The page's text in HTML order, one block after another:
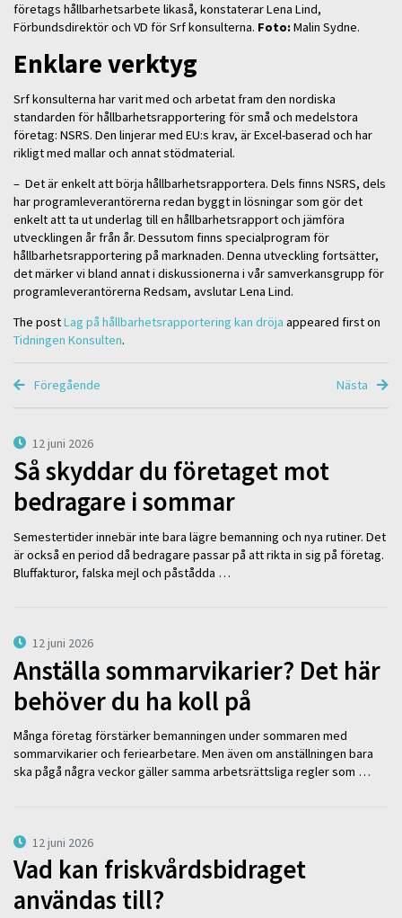
företags hållbarhetsarbete likaså, konstaterar Lena Lind,
Förbundsdirektör och VD för Srf konsulterna. Foto:Malin Sydne.
Enklare verktyg
Srf konsulterna har varit med och arbetat fram den nordiska
standarden för hållbarhetsrapportering för små och medelstora
företag: NSRS. Den linjerar med EU:s krav, är Excel-baserad och har
rikligt med mallar och annat stödmaterial.
– Det är enkelt att börja hållbarhetsrapportera. Dels finns NSRS, dels
har programleverantörerna redan byggt in lösningar som gör det
enkelt att ta ut underlag till en hållbarhetsrapport och jämföra
utvecklingen år från år. Dessutom finns specialprogram för
hållbarhetsrapportering på marknaden. Denna utveckling fortsätter,
det märker vi bland annat i diskussionerna i vår samverkansgrupp för
programleverantörerna Redsam, avslutar Lena Lind.
The postLag på hållbarhetsrapportering kan dröja appeared first on
Tidningen Konsulten.
Föregående Nästa
12 juni 2026
Så skyddar du företaget mot
bedragare i sommar
Semestertider innebär inte bara lägre bemanning och nya rutiner. Det
är också en period då bedragare passar på att rikta in sig på företag.
Bluffakturor, falska mejl och påstådda …
12 juni 2026
Anställa sommarvikarier? Det här
behöver du ha koll på
Många företag förstärker bemanningen under sommaren med
sommarvikarier och feriearbetare. Men även om anställningen bara
ska pågå några veckor gäller samma arbetsrättsliga regler som …
12 juni 2026
Vad kan friskvårdsbidraget
användas till?